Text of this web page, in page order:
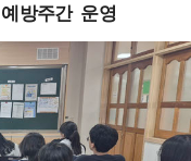
방주간 운영